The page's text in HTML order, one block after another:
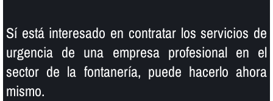
Sí­ está interesado en contratar los servicios de
urgencia de una empresa profesional en el
sector de la fontanerí­a, puede hacerlo ahora
mismo.